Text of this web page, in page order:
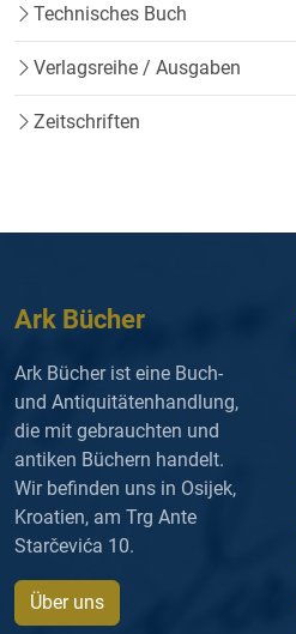
Technisches Buch
Verlagsreihe / Ausgaben
Zeitschriften
Ark Bücher
Ark Bücher ist eine Buch-
und Antiquitätenhandlung,
die mit gebrauchten und
antiken Büchern handelt.
Wir befinden uns in Osijek,
Kroatien, am Trg Ante
Starčevića 10.
Über uns